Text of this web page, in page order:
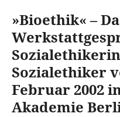
»Bioethik« –
Sozialethiker
Februar 2002
Akademie